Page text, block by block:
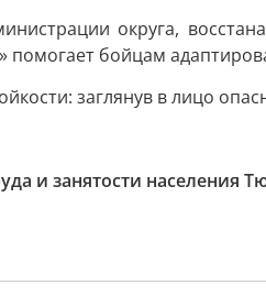
округа,
бойцам
заглянув в лицо
и занятости населения